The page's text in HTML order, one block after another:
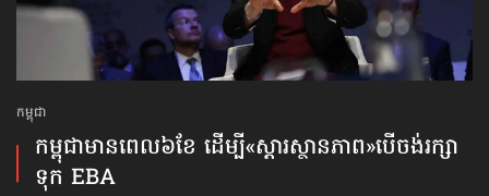
កម្ពុជា
កម្ពុជា​មានពេល​៦ខែ ដើម្បី​«ស្ដារស្ថានភាព»​បើចង់រក្សា
ទុក EBA